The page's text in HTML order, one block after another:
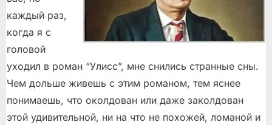
каждый раз,
когда я с
головой
уходил в роман “Улисс”, мне снились странные сны.
Чем дольше живешь с этим романом, тем яснее
понимаешь, что околдован или даже заколдован
этой удивительной, ни на что не похожей, ломаной и